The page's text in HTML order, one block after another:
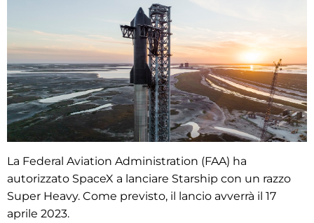
La Federal Aviation Administration (FAA) ha
autorizzato SpaceX a lanciare Starship con un razzo
Super Heavy. Come previsto, il lancio avverrà il 17
aprile 2023.